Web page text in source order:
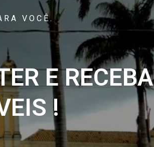
VOCÊ.
E RECEBA
!